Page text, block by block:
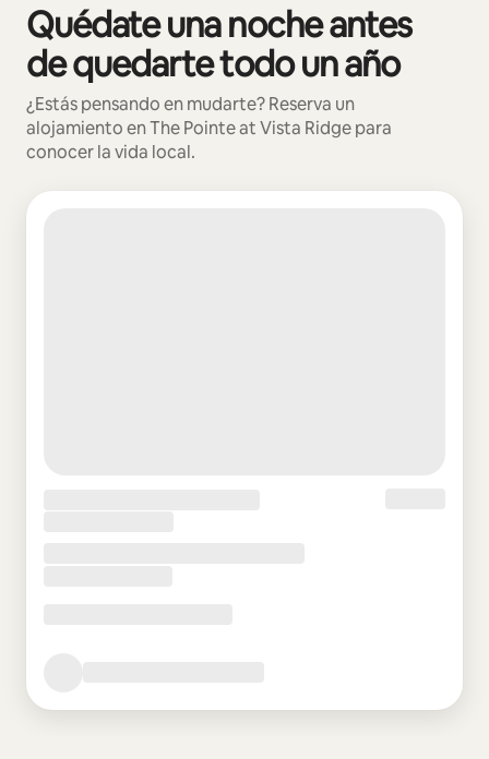
Quédate una noche antes
de quedarte todo un año
¿Estás pensando en mudarte? Reserva un
alojamiento en The Pointe at Vista Ridge para
conocer la vida local.
Se muestran0 de 0 elementos